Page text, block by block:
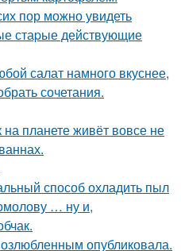
пор можно увидеть
стаpые действующие
салат намного вкуснее,
сочетания.
планете живёт вовсе не
способ охладить пыл
… ну и,
опубликовала.